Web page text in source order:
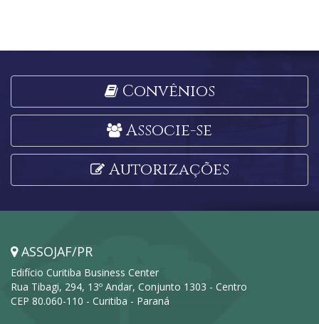
Convênios
Associe-se
Autorizações
ASSOJAF/PR
Edifício Curitiba Business Center
Rua Tibagi, 294, 13º Andar, Conjunto 1303 - Centro
CEP 80.060-110 - Curitiba - Paraná